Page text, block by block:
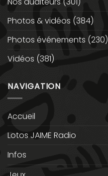
Photos & vidéos (384)
Photos événements (230)
Vidéos (381)
NAVIGATION
Accueil
Lotos JAIME Radio
Infos